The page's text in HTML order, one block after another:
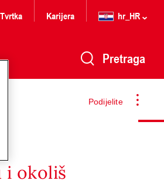
Tvrtka Karijera hr_HR
Pretraga
Podijelite
i okoliš